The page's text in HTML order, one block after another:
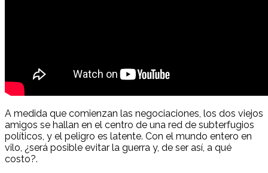
A medida que comienzan las negociaciones, los dos viejos
amigos se hallan en el centro de una red de subterfugios
políticos, y el peligro es latente. Con el mundo entero en
vilo, ¿será posible evitar la guerra y, de ser así, a qué
costo?.